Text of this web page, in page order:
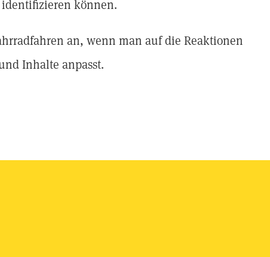
können.
an, wenn man auf die Reaktionen
Inhalte anpasst.